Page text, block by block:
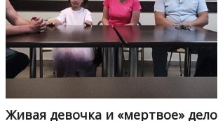
Живая девочка и «мертвое» дело